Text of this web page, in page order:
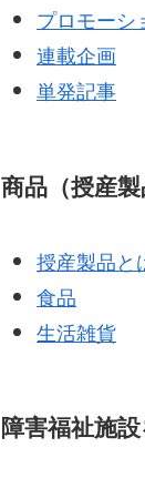
プロモーシ
連載企画
単発記事
商品（授産
授産製品と
食品
生活雑貨
障害福祉施